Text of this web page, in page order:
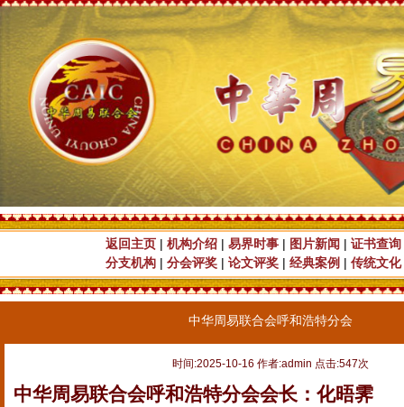
返回主页 | 机构介绍 | 易界时事 | 图片新闻 | 证书查询
分支机构 | 分会评奖 | 论文评奖 | 经典案例 | 传统文化
中华周易联合会呼和浩特分会
时间:2025-10-16 作者:admin 点击:547次
中华周易联合会呼和浩特分会会长：化晤霁